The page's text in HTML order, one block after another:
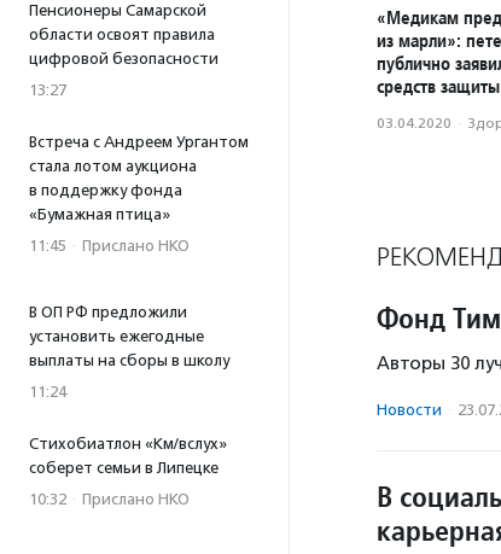
Пенсионеры Самарской
области освоят правила
цифровой безопасности
13:27
Встреча с Андреем Ургантом
стала лотом аукциона
в поддержку фонда
«Бумажная птица»
11:45 · Прислано НКО
В ОП РФ предложили
установить ежегодные
выплаты на сборы в школу
11:24
Стихобиатлон «Км/вслух»
соберет семьи в Липецке
10:32 · Прислано НКО
«Медикам
из марли»:
публично
средств защиты
03.04.2020 ·
Фонд
Авторы 30
Новости ·
В